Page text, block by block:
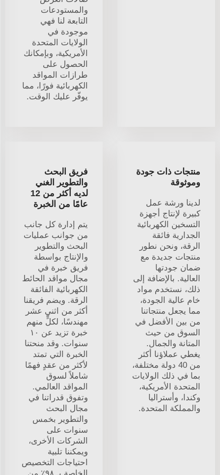
والمستودعات
التابعة لنا فهي
موجودة في
الولايات المتحدة
الأمريكية، وبإمكانك
الحصول على
طرازات المواقد
الكهربائية فورًا، مما
يوفّر عليك الوقت.
منتجات ذات جودة
وموثوقة
لدينا ورشة عمل
كبيرة لإنتاج أجهزة
التسخين الكهربائية
الجدارية فائقة
الرقة، ونحن نطور
منتجات جديدة مع
ضمان جودتها
العالية. بالإضافة إلى
ذلك، نستخدم مواد
خام عالية الجودة،
مما يجعل منتجاتنا
من بين الأفضل في
السوق من حيث
المتانة والجمال.
يغطي عملاؤنا أكثر
من 40 دولة مختلفة،
بما في ذلك الولايات
المتحدة الأمريكية،
وكندا، وأستراليا
والمملكة المتحدة.
فريق البحث
والتطوير الغني
لديه أكثر من 12
عامًا من الخبرة
يتم إدارة كل جانب
من جوانب عمليات
البحث والتطوير
والإنتاج بواسطة
فريق خبرة في
مجال مواقد الحائط
الكهربائية الفائقة
الرقة. ويضم فريقنا
أكثر من اثني عشر
مهندسًا، لكلٍّ منهم
خبرة تزيد عن ١٠
سنوات. وقد منحتنا
الخبرة التي تمتد
لأكثر من عقدٍ فهمًا
شاملاً لسوق
المواقد العالمي.
وتفوق قدراتنا في
مجال البحث
والتطوير بخمس
سنوات على
الشركات الأخرى،
ويمكننا تلبية
احتياجات التخصيص